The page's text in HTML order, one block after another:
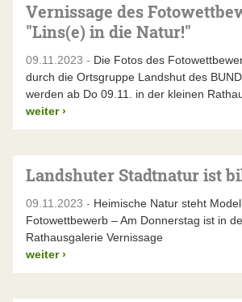
Vernissage des
"Lins(e) in die Natur!"
09.11.2023 - Die Fotos des
durch die Ortsgruppe Landshut des
werden ab Do 09.11. in der kleinen
weiter ›
Landshuter Stadtnatur ist
09.11.2023 - Heimische Natur steht
Fotowettbewerb – Am Donnerstag ist in
Rathausgalerie Vernissage
weiter ›